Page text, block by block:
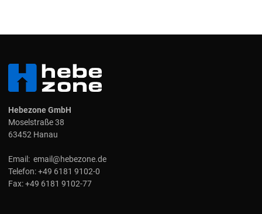
Hebezone GmbH
Moselstraße 38
63452 Hanau
Email: email@hebezone.de
Telefon:+49 6181 9102-0
Fax:+49 6181 9102-77